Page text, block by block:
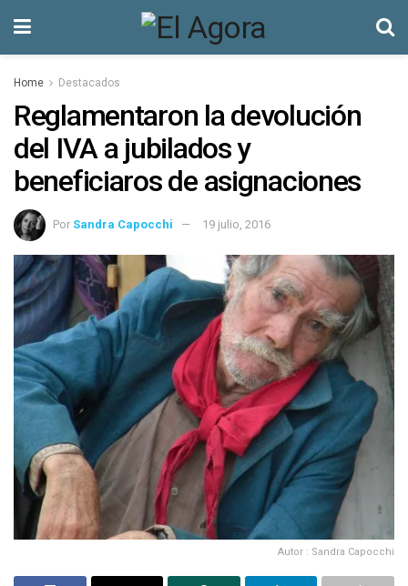
Home Destacados
Reglamentaron la devolución
del IVA a jubilados y
beneficiaros de asignaciones
Por Sandra Capocchi 19 julio, 2016
Autor : Sandra Capocchi